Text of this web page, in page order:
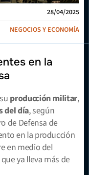
28/04/2025
NEGOCIOS Y ECONOMÍA
en la
producción militar,
del día, según
de Defensa de
en la producción
en medio del
ya lleva más de